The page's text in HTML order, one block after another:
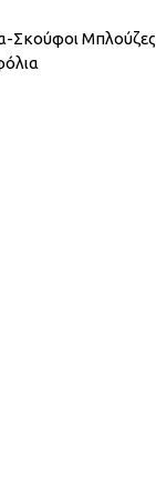
Σκούφοι Μπλούζες